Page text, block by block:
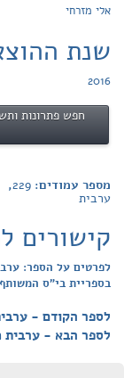
אלי מזרחי
שנת
2016
חפש פתרונות
מספר עמודים: 229
,
ערבית
קישורים
לפרטים על הספר:
בספריית בי"ס
לספר הקודם -
לספר הבא - ערבית